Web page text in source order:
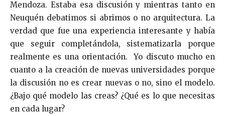
Mendoza. Estaba esa discusión y mientras tanto en
Neuquén debatimos si abrimos o no arquitectura. La
verdad que fue una experiencia interesante y había
que seguir completándola, sistematizarla porque
realmente es una orientación. Yo discuto mucho en
cuanto a la creación de nuevas universidades porque
la discusión no es crear nuevas o no, sino el modelo.
¿Bajo qué modelo las creas? ¿Qué es lo que necesitas
en cada lugar?